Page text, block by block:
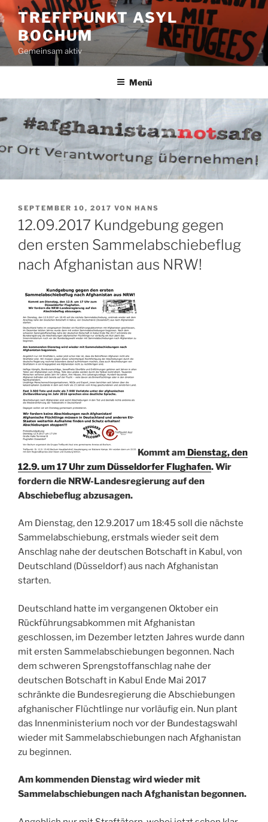
Zum
Inhalt
springen
TREFFPUNKT ASYL
BOCHUM
Gemeinsam aktiv
Menü
VERÖFFENTLICHT
AM
SEPTEMBER 10, 2017 VON HANS
12.09.2017 Kundgebung gegen
den ersten Sammelabschiebeflug
nach Afghanistan aus NRW!
Kommt am Dienstag, den
12.9. um 17 Uhr zum Düsseldorfer Flughafen. Wir
fordern die NRW-Landesregierung auf den
Abschiebeflug abzusagen.
Am Dienstag, den 12.9.2017 um 18:45 soll die nächste
Sammelabschiebung, erstmals wieder seit dem
Anschlag nahe der deutschen Botschaft in Kabul, von
Deutschland (Düsseldorf) aus nach Afghanistan
starten.
Deutschland hatte im vergangenen Oktober ein
Rückführungsabkommen mit Afghanistan
geschlossen, im Dezember letzten Jahres wurde dann
mit ersten Sammelabschiebungen begonnen. Nach
dem schweren Sprengstoffanschlag nahe der
deutschen Botschaft in Kabul Ende Mai 2017
schränkte die Bundesregierung die Abschiebungen
afghanischer Flüchtlinge nur vorläufig ein. Nun plant
das Innenministerium noch vor der Bundestagswahl
wieder mit Sammelabschiebungen nach Afghanistan
zu beginnen.
Am kommenden Dienstag wird wieder mit
Sammelabschiebungen nach Afghanistan begonnen.